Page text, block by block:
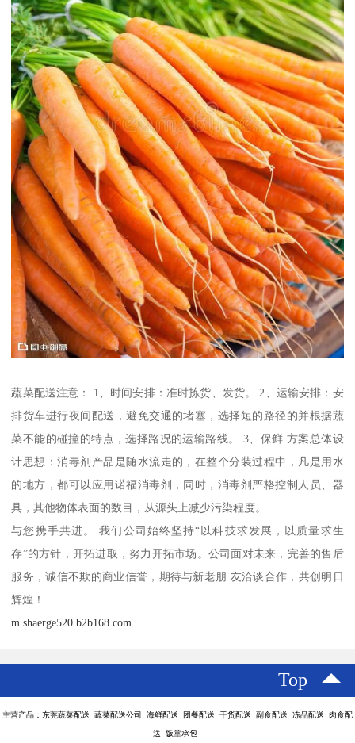
蔬菜配送注意： 1、时间安排：准时拣货、发货。 2、运输安排：安
排货车进行夜间配送，避免交通的堵塞，选择短的路径的并根据蔬
菜不能的碰撞的特点，选择路况的运输路线。 3、保鲜 方案总体设
计思想：消毒剂产品是随水流走的，在整个分装过程中，凡是用水
的地方，都可以应用诺福消毒剂，同时，消毒剂严格控制人员、器
具，其他物体表面的数目，从源头上减少污染程度。
与您携手共进。 我们公司始终坚持“以科技求发展，以质量求生
存”的方针，开拓进取，努力开拓市场。公司面对未来，完善的售后
服务，诚信不欺的商业信誉，期待与新老朋 友洽谈合作，共创明日
辉煌！
m.shaerge520.b2b168.com
Top
主营产品：东莞蔬菜配送 蔬菜配送公司 海鲜配送 团餐配送 干货配送 副食配送 冻品配送 肉食配
送 饭堂承包